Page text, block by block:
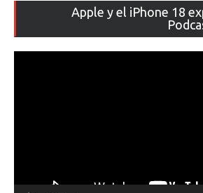
Apple y el iPhone 18